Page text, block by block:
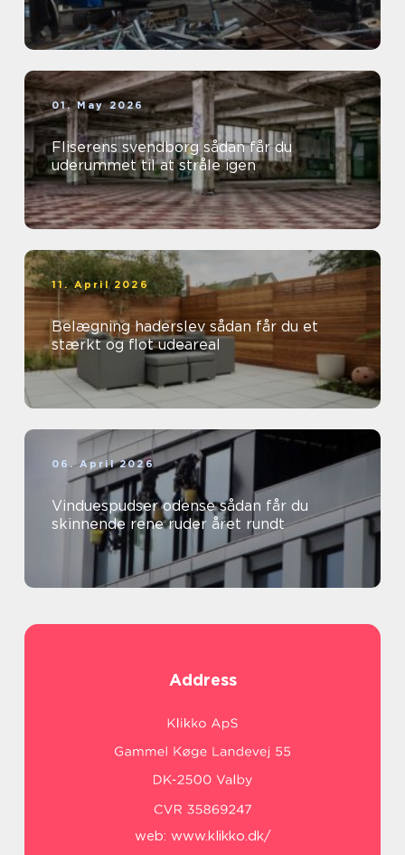
01. May 2026
Fliserens svendborg sådan får du
uderummet til at stråle igen
11. April 2026
Belægning haderslev sådan får du et
stærkt og flot udeareal
06. April 2026
Vinduespudser odense sådan får du
skinnende rene ruder året rundt
Address
web: www.klikko.dk/